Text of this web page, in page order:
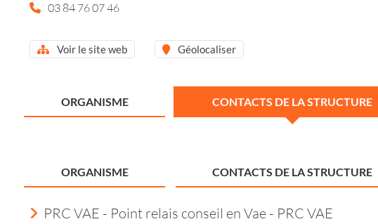
03 84 76 07 46
Voir le site web Géolocaliser
ORGANISME CONTACTS DE LA STRUCTURE
ORGANISME CONTACTS DE LA STRUCTURE
PRC VAE - Point relais conseil en Vae - PRC VAE